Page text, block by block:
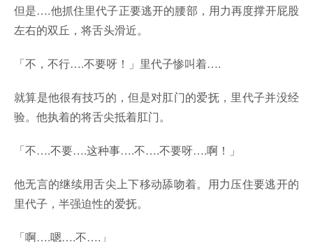
但是….他抓住里代子正要逃开的腰部，用力再度撑开屁股
左右的双丘，将舌头滑近。
「不，不行….不要呀！」里代子惨叫着….
就算是他很有技巧的，但是对肛门的爱抚，里代子并没经
验。他执着的将舌尖抵着肛门。
「不….不要….这种事….不….不要呀….啊！」
他无言的继续用舌尖上下移动舔吻着。用力压住要逃开的
里代子，半强迫性的爱抚。
「啊….嗯….不….」